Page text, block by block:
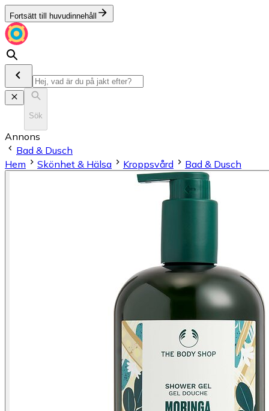
Fortsätt till huvudinnehåll
Sök
Annons
Bad & Dusch
Hem
Skönhet & Hälsa Kroppsvård Bad & Dusch